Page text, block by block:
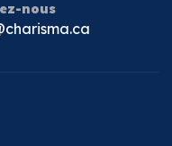
nous